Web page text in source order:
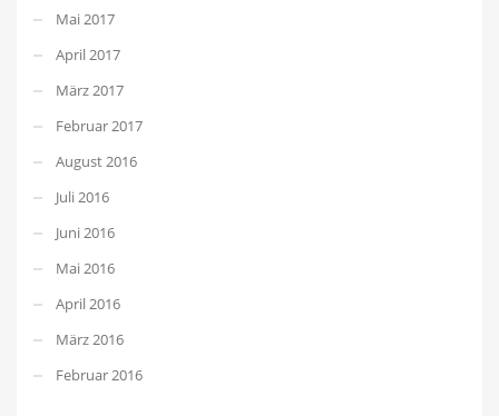
Mai 2017
April 2017
März 2017
Februar 2017
August 2016
Juli 2016
Juni 2016
Mai 2016
April 2016
März 2016
Februar 2016